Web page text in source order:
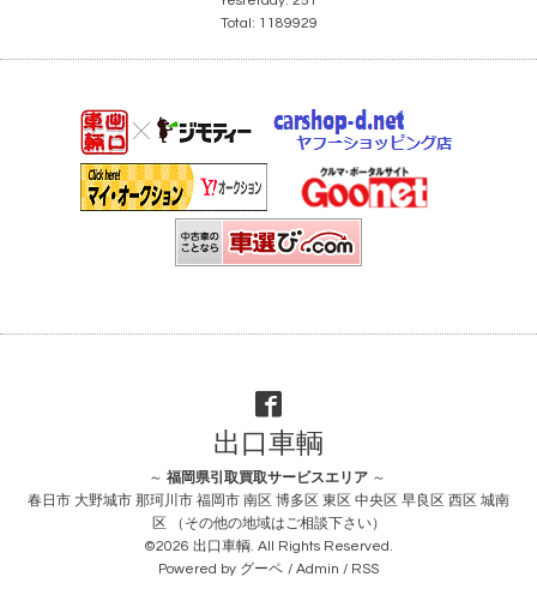
Total: 1189929
出口車輌
～ 福岡県引取買取サービスエリア～
春日市 大野城市 那珂川市 福岡市 南区 博多区 東区 中央区 早良区 西区 城南
区 （その他の地域はご相談下さい）
©2026 出口車輌. All Rights Reserved.
Powered by グーペ / Admin / RSS